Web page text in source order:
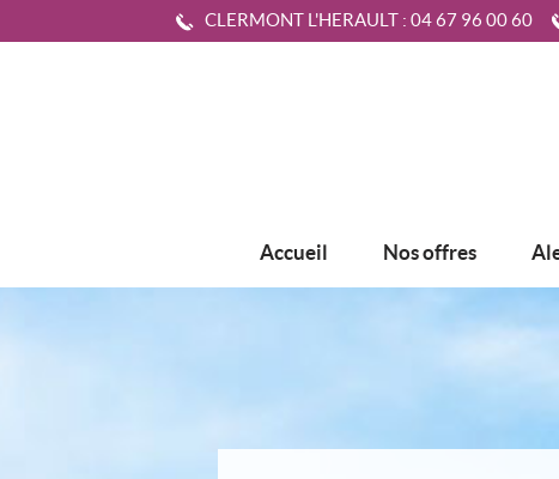
CLERMONT L'HERAULT : 04 67 96 00 60
Accueil Nos offres